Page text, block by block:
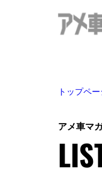
トップペー
アメ車マ